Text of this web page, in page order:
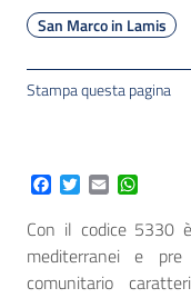
San Marco in Lamis
Stampa questa pagina
Facebook
Twitter
Email
Con il codice 5330
mediterranei e
comunitario